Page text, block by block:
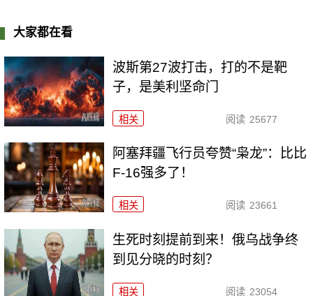
大家都在看
波斯第27波打击，打的不是靶
子，是美利坚命门
相关 阅读 25677
阿塞拜疆飞行员夸赞“枭龙”：比比
F-16强多了！
相关 阅读 23661
生死时刻提前到来！俄乌战争终
到见分晓的时刻？
相关 阅读 23054